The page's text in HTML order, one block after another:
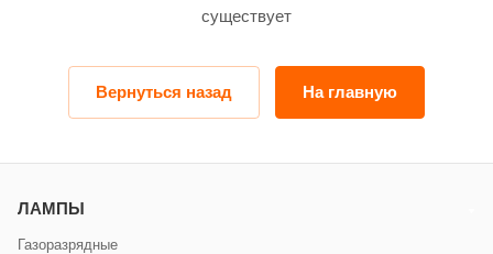
существует
Вернуться назад На главную
ЛАМПЫ
Газоразрядные